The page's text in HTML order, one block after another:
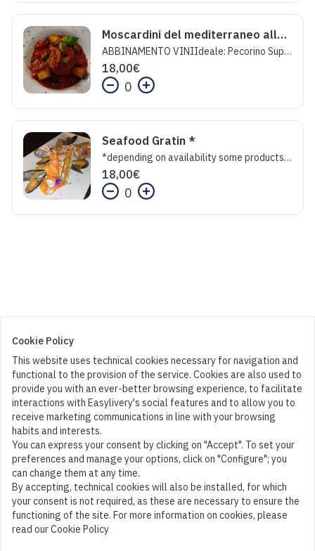
Moscardini del mediterraneo alla Luciana
ABBINAMENTO VINIIdeale: Pecorino Superiore - MarramieroInaspettato: Gewurztraminer - San Michele AppianoFolle: Anemone - Sella e Mosca Rosato
18,00€
0
Seafood Gratin *
*depending on availability some products may be frozen at source.
18,00€
0
Cookie Policy
This website uses technical cookies necessary for navigation and
functional to the provision of the service. Cookies are also used to
provide you with an ever-better browsing experience, to facilitate
interactions with Easylivery's social features and to allow you to
receive marketing communications in line with your browsing
habits and interests.
You can express your consent by clicking on "Accept". To set your
preferences and manage your options, click on "Configure"; you
can change them at any time.
By accepting, technical cookies will also be installed, for which
your consent is not required, as these are necessary to ensure the
functioning of the site. For more information on cookies, please
read our Cookie Policy